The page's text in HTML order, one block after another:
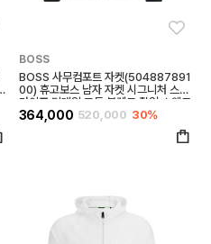
BOSS
BOSS 사무컴포트 자켓(504887891
00) 휴고보스 남자 자켓 시그니처 스트
라이프 디테일 코튼 블렌드 집업 스웨트
셔츠
364,000 520,000 30%